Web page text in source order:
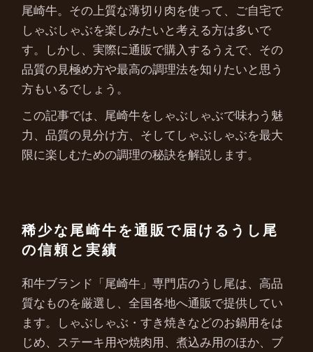
尾崎牛。その上質な薄切り肉を使って、ご自宅で
しゃぶしゃぶを楽しみたいと考える方は多いで
す。しかし、実際に通販で購入するうえで、その
品質の見極め方や最高の調理法を知りたいと思う
方もいるでしょう。
この記事では、尾崎牛をしゃぶしゃぶで味わう魅
力、品質の見分け方、そしてしゃぶしゃぶを最大
限に楽しむための調理の秘訣を解説します。
稀少な尾崎牛を通販で届けるうし尾
の信頼と実績
和牛ブランド「尾崎牛」専門店のうし尾は、高品
質なものを厳選し、全国各地へ通販で提供してい
ます。しゃぶしゃぶ・すき焼きなどのお鍋用をは
じめ、ステーキ用や焼肉用、煮込み用のほか、ブ